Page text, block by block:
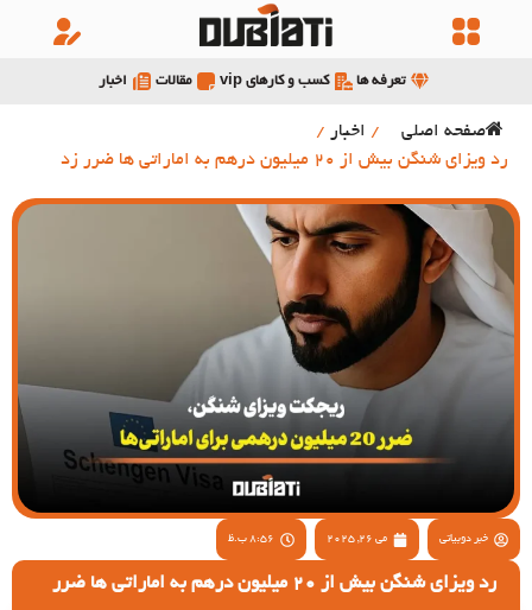
تعرفه ها کسب و کارهای vip مقالات اخبار
صفحه اصلی / اخبار /
رد ویزای شنگن بیش از 20 میلیون درهم به اماراتی ها ضرر زد
خبر دوبیاتی می 26, 2025 8:56 ب.ظ
رد ویزای شنگن بیش از 20 میلیون درهم به اماراتی ها ضرر